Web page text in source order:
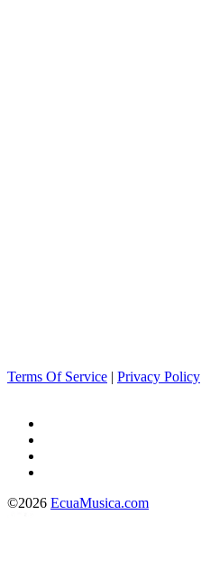
Terms Of Service | Privacy Policy
©2026 EcuaMusica.com